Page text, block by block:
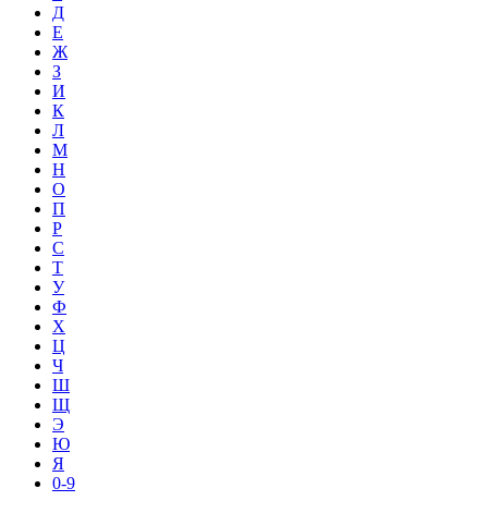
Д
Е
Ж
З
И
К
Л
М
Н
О
П
Р
С
Т
У
Ф
Х
Ц
Ч
Ш
Щ
Э
Ю
Я
0-9